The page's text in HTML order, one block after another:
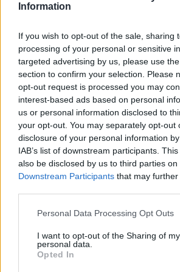
Information
If you wish to opt-out of the sale, sharing
processing of your personal or sensitive
targeted advertising by us, please use
section to confirm your selection. Please
opt-out request is processed you may
interest-based ads based on personal
us or personal information disclosed to
your opt-out. You may separately opt-out
disclosure of your personal information
IAB’s list of downstream participants.
also be disclosed by us to third parties on
Downstream Participants that may
Personal Data Processing Opt Outs
I want to opt-out of the Sharing of my
personal data.
Opted In
Сличен развој беше забележан
што многу поголема флота
разузнавачки авиони и
отворено го следеа јужниот
заедничките американско-
P-8A Poseidon, RC-135V
Triton - авиони кои се
на Куба во последните
авионите активни и во
Од почетокот на 2025
истите овие американски
Корејскиот Полуостров и
западната руска граница.
Агрегатните податоци собрани
покажуваат дека летовите